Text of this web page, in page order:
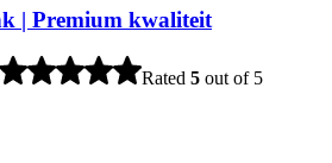
| Premium kwaliteit
Rated 5 out of 5